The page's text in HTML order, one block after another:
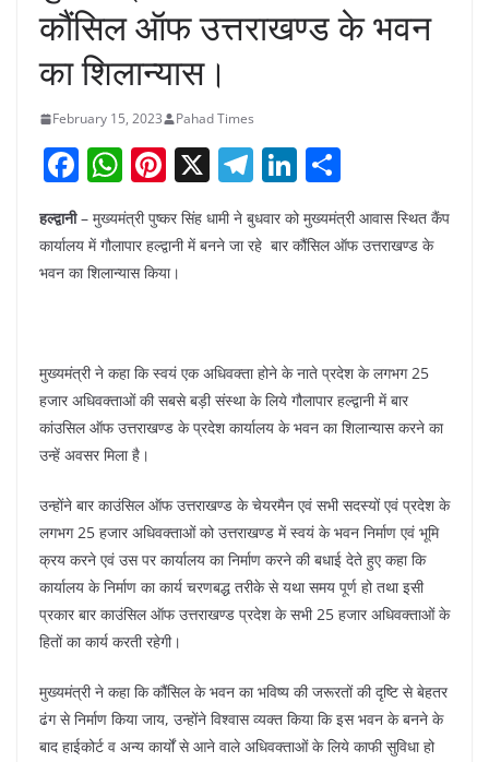
कौंसिल ऑफ उत्तराखण्ड के भवन
का शिलान्यास।
February 15, 2023 Pahad Times
F
c
e
o
k
W
h
at
s
p
Pi
nt
er
e
X T
e
Li
k
h
ar
हल्द्वानी– मुख्यमंत्री पुष्कर सिंह धामी ने बुधवार को मुख्यमंत्री आवास स्थित कैंप
कार्यालय में गौलापार हल्द्वानी में बनने जा रहे बार कौंसिल ऑफ उत्तराखण्ड के
भवन का शिलान्यास किया।
मुख्यमंत्री ने कहा कि स्वयं एक अधिवक्ता होने के नाते प्रदेश के लगभग 25
हजार अधिवक्ताओं की सबसे बड़ी संस्था के लिये गौलापार हल्द्वानी में बार
कांउसिल ऑफ उत्तराखण्ड के प्रदेश कार्यालय के भवन का शिलान्यास करने का
उन्हें अवसर मिला है।
उन्होंने बार काउंसिल ऑफ उत्तराखण्ड के चेयरमैन एवं सभी सदस्यों एवं प्रदेश के
लगभग 25 हजार अधिवक्ताओं को उत्तराखण्ड में स्वयं के भवन निर्माण एवं भूमि
क्रय करने एवं उस पर कार्यालय का निर्माण करने की बधाई देते हुए कहा कि
कार्यालय के निर्माण का कार्य चरणबद्ध तरीके से यथा समय पूर्ण हो तथा इसी
प्रकार बार काउंसिल ऑफ उत्तराखण्ड प्रदेश के सभी 25 हजार अधिवक्ताओं के
हितों का कार्य करती रहेगी।
मुख्यमंत्री ने कहा कि कौंसिल के भवन का भविष्य की जरूरतों की दृष्टि से बेहतर
ढंग से निर्माण किया जाय, उन्होंने विश्वास व्यक्त किया कि इस भवन के बनने के
बाद हाईकोर्ट व अन्य कार्यों से आने वाले अधिवक्ताओं के लिये काफी सुविधा हो